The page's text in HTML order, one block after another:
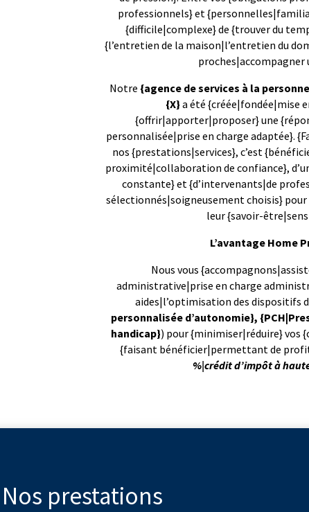
professionnels} et
{difficile|complexe} de {trouver du
{l’entretien de la maison|l’entretien du
proches|accompagner
Notre {agence de services à la
{X} a été {créée|fondée|mise
{offrir|apporter|proposer} une
personnalisée|prise en charge adaptée}.
nos {prestations|services}, c’est
proximité|collaboration de confiance},
constante} et {d’intervenants|de
sélectionnés|soigneusement choisis}
leur {savoir-
L’avantage Home
Nous vous
administrative|prise en charge
aides|l’optimisation des dispositifs
personnalisée d’autonomie},
handicap}) pour {minimiser|réduire} vos
{faisant bénéficier|permettant de
%|crédit d’impôt à
Nos prestations